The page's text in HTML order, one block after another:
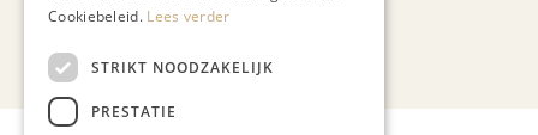
Bekijk alle artikelen
Cookiebeleid. Lees verder
STRIKT NOODZAKELIJK
PRESTATIE